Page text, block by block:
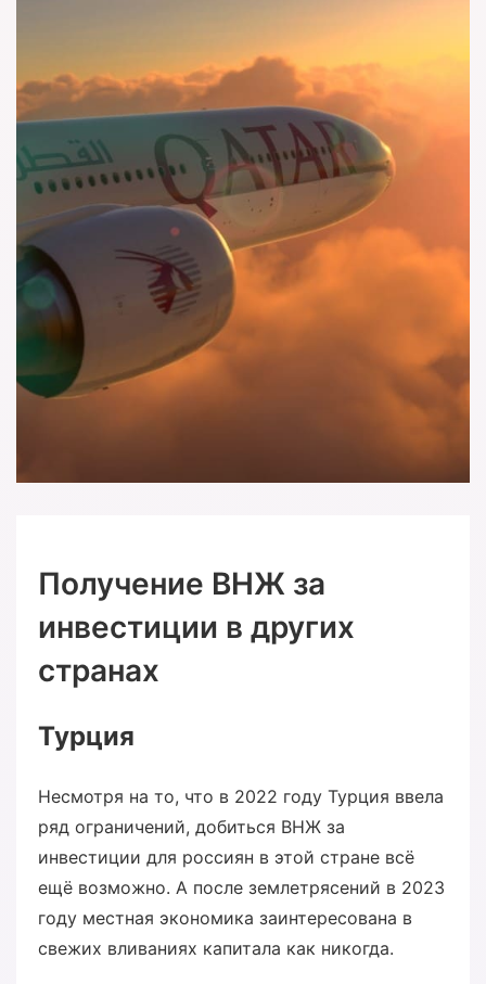
Получение ВНЖ за
инвестиции в других
странах
Турция
Несмотря на то, что в 2022 году Турция ввела
ряд ограничений, добиться ВНЖ за
инвестиции для россиян в этой стране всё
ещё возможно. А после землетрясений в 2023
году местная экономика заинтересована в
свежих вливаниях капитала как никогда.